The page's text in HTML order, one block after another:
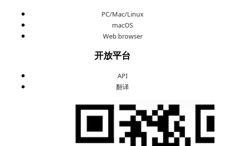
PC/Mac/Linux
macOS
Web browser
开放平台
API
翻译